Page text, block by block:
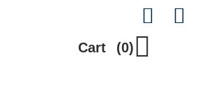
Cart (0)